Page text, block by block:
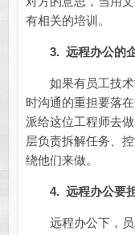
有相关的培训。
3. 远程办公的
如果有员工技术
时沟通的重担要落
派给这位工程师去
层负责拆解任务、
绕他们来做。
4. 远程办公要
远程办公下，员